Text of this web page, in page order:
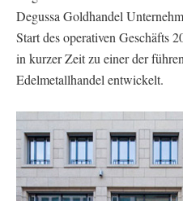
Degussa Goldhandel
Start des operativen Geschäfts
in kurzer Zeit zu einer der
Edelmetallhandel entwickelt.